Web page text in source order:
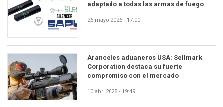
adaptado a todas las armas de fuego
26 mayo 2026 - 17:00
Aranceles aduaneros USA: Sellmark
Corporation destaca su fuerte
compromiso con el mercado
10 abr. 2025 - 19:49